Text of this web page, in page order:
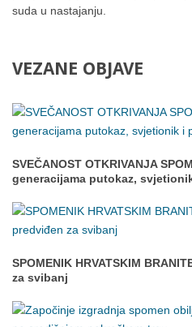
suda u nastajanju.
VEZANE OBJAVE
SVEČANOST OTKRIVANJA
generacijama putokaz,
SPOMENIK HRVATSKIM
za svibanj